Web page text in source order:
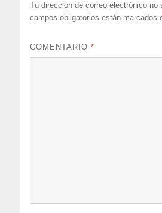
Tu dirección de correo electrónico no
campos obligatorios están marcados
COMENTARIO*